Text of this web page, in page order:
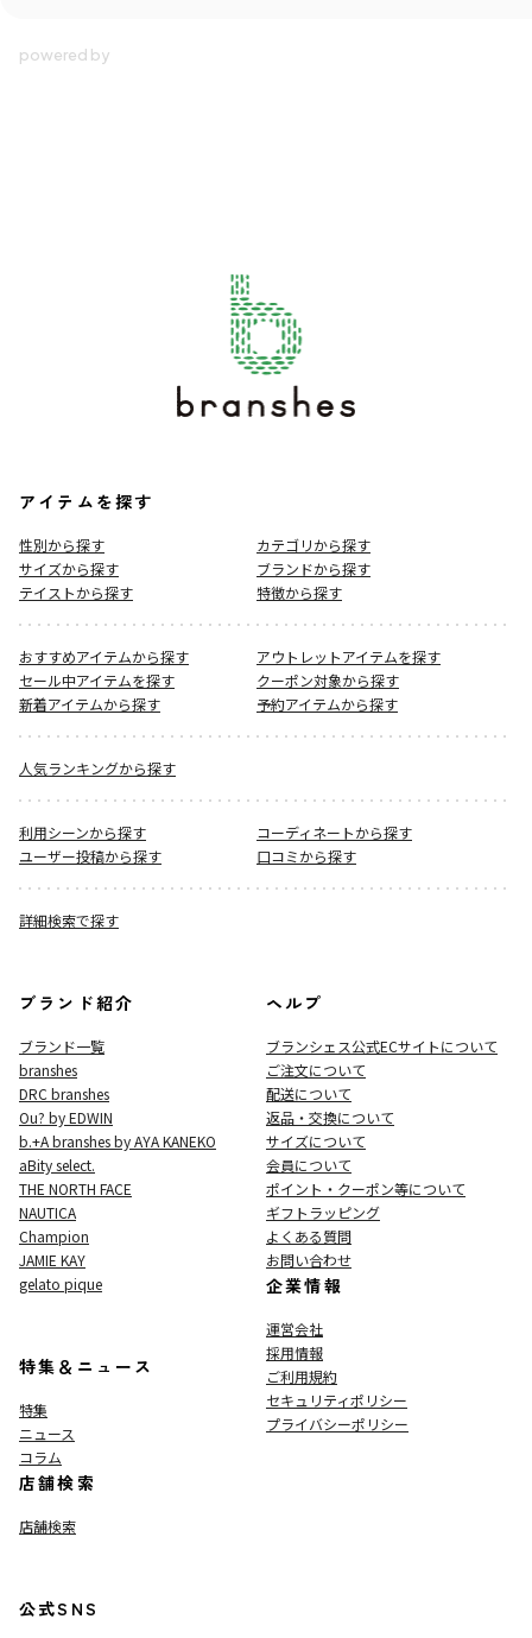
アイテムを探す
性別から探す
カテゴリから探す
サイズから探す
ブランドから探す
テイストから探す
特徴から探す
おすすめアイテムから探す
アウトレットアイテムを探す
セール中アイテムを探す
クーポン対象から探す
新着アイテムから探す
予約アイテムから探す
人気ランキングから探す
利用シーンから探す
コーディネートから探す
ユーザー投稿から探す
口コミから探す
詳細検索で探す
ブランド紹介
ブランド一覧
branshes
DRC branshes
Ou? by EDWIN
b.+A branshes by AYA KANEKO
aBity select.
THE NORTH FACE
NAUTICA
Champion
JAMIE KAY
gelato pique
特集＆ニュース
特集
ニュース
コラム
店舗検索
店舗検索
ヘルプ
ブランシェス公式ECサイトについて
ご注文について
配送について
返品・交換について
サイズについて
会員について
ポイント・クーポン等について
ギフトラッピング
よくある質問
お問い合わせ
企業情報
運営会社
採用情報
ご利用規約
セキュリティポリシー
プライバシーポリシー
公式SNS